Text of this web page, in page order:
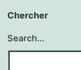
Chercher
Search…